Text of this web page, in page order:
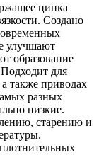
цинка
Создано
улучшают
образование
для
также приводах
разных
низкие.
старению и